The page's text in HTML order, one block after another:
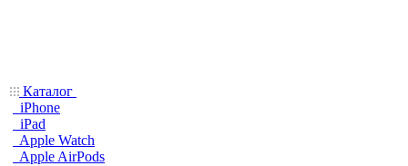
Каталог
iPhone
iPad
Apple Watch
Apple AirPods